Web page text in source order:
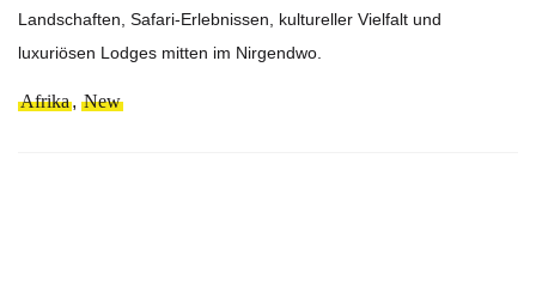
Landschaften, Safari-Erlebnissen, kultureller Vielfalt und
luxuriösen Lodges mitten im Nirgendwo.
Afrika, New